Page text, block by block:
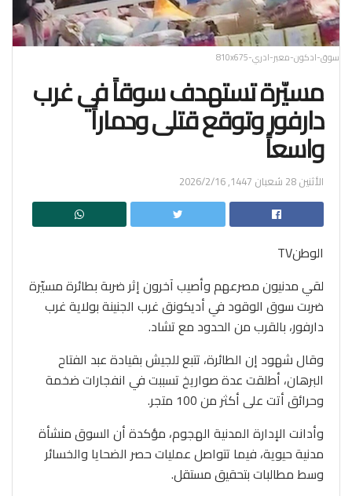
سوق-ادكون-معبر-ادري-810x675
مسيّرة تستهدف سوقاً في غرب
دارفور وتوقع قتلى ودماراً
واسعاً
الأثنين 28 شعبان 1447, 2026/2/16
الوطنTV
لقي مدنيون مصرعهم وأصيب آخرون إثر ضربة بطائرة مسيّرة
ضربت سوق الوقود في أديكونق غرب الجنينة بولاية غرب
دارفور، بالقرب من الحدود مع تشاد.
وقال شهود إن الطائرة، تتبع للجيش بقيادة عبد الفتاح
البرهان، أطلقت عدة صواريخ تسببت في انفجارات ضخمة
وحرائق أتت على أكثر من 100 متجر.
وأدانت الإدارة المدنية الهجوم، مؤكدة أن السوق منشأة
مدنية حيوية، فيما تتواصل عمليات حصر الضحايا والخسائر
وسط مطالبات بتحقيق مستقل.